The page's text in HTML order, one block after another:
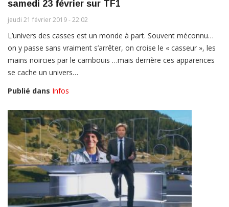
samedi 23 février sur TF1
jeudi 21 février 2019 - 22:02
L’univers des casses est un monde à part. Souvent méconnu…
on y passe sans vraiment s’arrêter, on croise le « casseur », les
mains noircies par le cambouis …mais derrière ces apparences
se cache un univers…
Publié dans Infos